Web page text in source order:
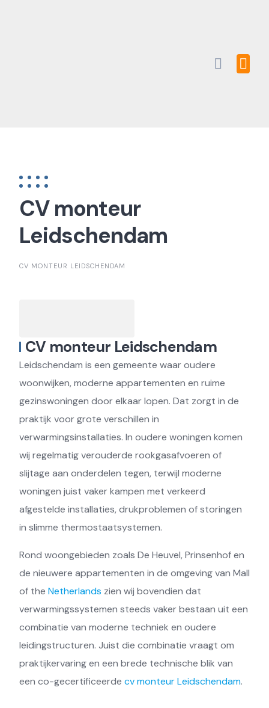
CV monteur
Leidschendam
CV MONTEUR LEIDSCHENDAM
CV monteur Leidschendam
Leidschendam is een gemeente waar oudere
woonwijken, moderne appartementen en ruime
gezinswoningen door elkaar lopen. Dat zorgt in de
praktijk voor grote verschillen in
verwarmingsinstallaties. In oudere woningen komen
wij regelmatig verouderde rookgasafvoeren of
slijtage aan onderdelen tegen, terwijl moderne
woningen juist vaker kampen met verkeerd
afgestelde installaties, drukproblemen of storingen
in slimme thermostaatsystemen.
Rond woongebieden zoals De Heuvel, Prinsenhof en
de nieuwere appartementen in de omgeving van Mall
of the Netherlands zien wij bovendien dat
verwarmingssystemen steeds vaker bestaan uit een
combinatie van moderne techniek en oudere
leidingstructuren. Juist die combinatie vraagt om
praktijkervaring en een brede technische blik van
een co-gecertificeerde cv monteur Leidschendam.